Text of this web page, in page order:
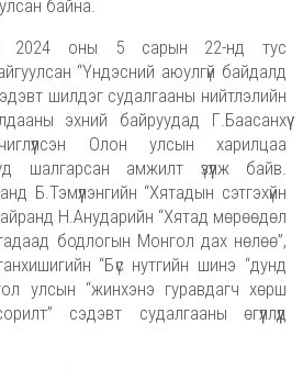
байна.
2024 оны 5 сарын 22-нд тус
“Үндэсний аюулгүй байдалд
шилдэг судалгааны нийтлэлийн
эхний байруудад Г.Баасанхүү
Олон улсын харилцаа
шалгарсан амжилт үзүүлж байв.
Б.Тэмүүлэнгийн “Хятадын сэтгэхүйн
Н.Анударийн “Хятад мөрөөдөл
бодлогын Монгол дах нөлөө”,
“Бүс нутгийн шинэ “дунд
улсын “жинхэнэ гуравдагч хөрш
сэдэвт судалгааны өгүүллүүд